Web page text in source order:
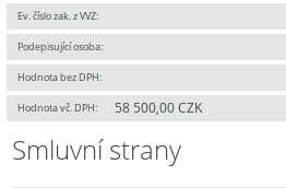
Ev. číslo zak. z VVZ:
Podepisující osoba:
Hodnota bez DPH:
Hodnota vč. DPH: 58 500,00 CZK
Smluvní strany